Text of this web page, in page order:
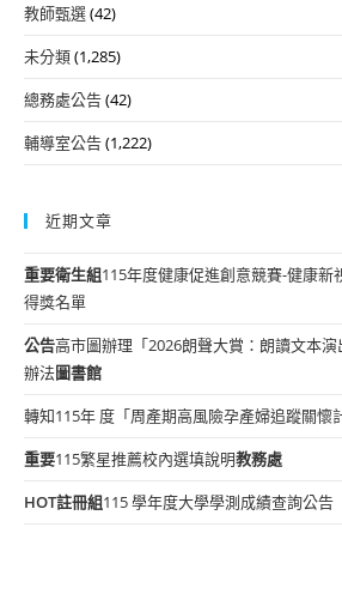
教師甄選(42)
未分類(1,285)
總務處公告(42)
輔導室公告(1,222)
近期文章
重要衛生組115年度健康促進創意競賽-健康
得獎名單
公告高市圖辦理「2026朗聲大賞：朗讀文本
辦法圖書館
轉知115年 度「周產期高風險孕產婦追蹤關懷
重要115繁星推薦校內選填說明教務處
HOT註冊組115 學年度大學學測成績查詢公告